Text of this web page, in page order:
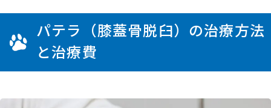
パテラ（膝蓋骨脱臼）の治療方法
と治療費